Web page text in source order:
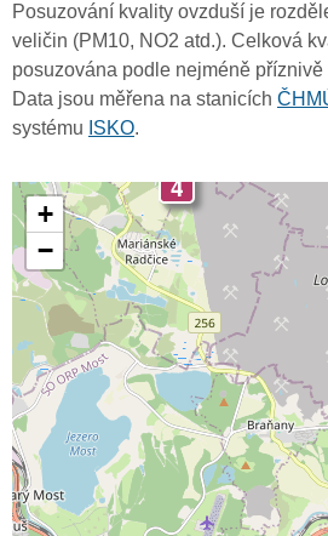
Posuzování kvality ovzduší je
veličin (PM10, NO2 atd.). Celková
posuzována podle nejméně
Data jsou měřena na stanicích
systému ISKO.
4
+
−